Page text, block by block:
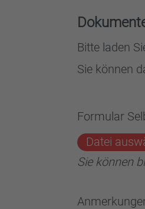
Bitte laden
Sie können
Formular
Datei
Sie können